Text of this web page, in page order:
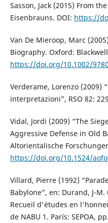
Sasson, Jack (2015) From
Eisenbrauns. DOI: https://
Van De Mieroop, Marc
Biography. Oxford:
https://doi.org/10.1002/
Verderame, Lorenzo
interpretazioni”, RSO 82:
Vidal, Jordi (2009) “The
Aggressive Defense in Old
Altorientalische
https://doi.org/10.1524/
Villard, Pierre (1992)
Babylone”, en: Durand, J-
Recueil d'études en
de NABU 1. París: SEPOA,